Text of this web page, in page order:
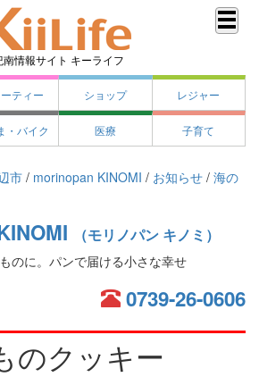
南情報サイト キーライフ
ティー ショップ レジャー
・バイク 医療 子育て
市/ morinopan KINOMI / お知らせ / 海の
（モリノパン キノミ）
のに。パンで届ける小さな幸せ
0739-26-0606
のクッキー